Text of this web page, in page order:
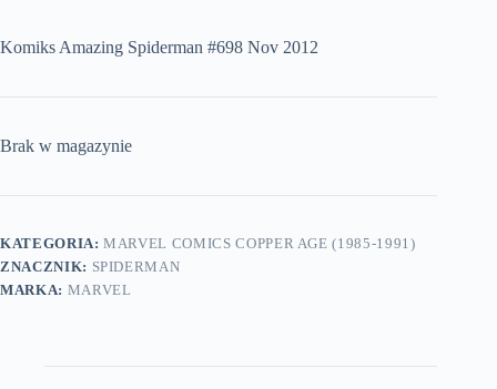
Komiks Amazing Spiderman #698 Nov 2012
Brak w magazynie
KATEGORIA:MARVEL COMICS COPPER AGE (1985-1991)
ZNACZNIK: SPIDERMAN
MARKA: MARVEL